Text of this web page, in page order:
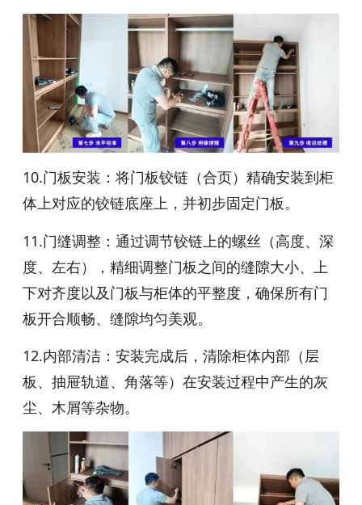
10.门板安装：将门板铰链（合页）精确安装到柜
体上对应的铰链底座上，并初步固定门板。
11.门缝调整：通过调节铰链上的螺丝（高度、深
度、左右），精细调整门板之间的缝隙大小、上
下对齐度以及门板与柜体的平整度，确保所有门
板开合顺畅、缝隙均匀美观。
12.内部清洁：安装完成后，清除柜体内部（层
板、抽屉轨道、角落等）在安装过程中产生的灰
尘、木屑等杂物。